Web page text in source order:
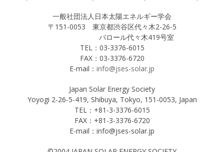
一般社団法人日本太陽エネルギー学会
〒151-0053 東京都渋谷区代々木2-26-5
バロール代々木419号室
TEL：03-3376-6015
FAX：03-3376-6720
E-mail： info@jses-solar.jp
Japan Solar Energy Society
Yoyogi 2-26-5-419, Shibuya, Tokyo, 151-0053, Japan
TEL：+81-3-3376-6015
FAX：+81-3-3376-6720
E-mail：info@jses-solar.jp